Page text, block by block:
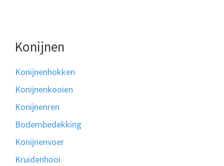
Konijnen
Konijnenhokken
Konijnenkooien
Konijnenren
Bodembedekking
Konijnenvoer
Kruidenhooi